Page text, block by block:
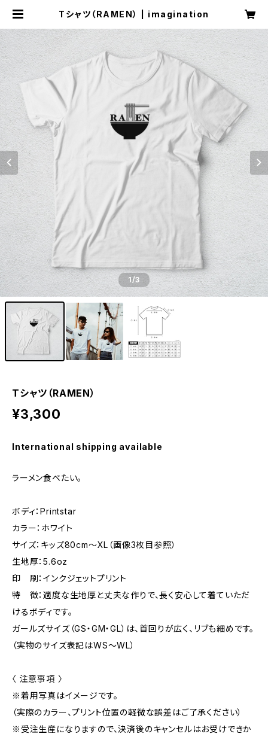
Tシャツ（RAMEN） | imagination
1/3
Tシャツ（RAMEN）
¥3,300
International shipping available
ラーメン食べたい。
ボディ：Printstar
カラー：ホワイト
サイズ：キッズ80cm〜XL（画像3枚目参照）
生地厚：5.6oz
印 刷：インクジェットプリント
特 徴：適度な生地厚と丈夫な作りで、長く安心して着ていただ
けるボディです。
ガールズサイズ（GS・GM・GL）は、首回りが広く、リブも細めです。
（実物のサイズ表記はWS～WL）
〈 注意事項 〉
※着用写真はイメージです。
（実際のカラー、プリント位置の軽微な誤差はご了承ください）
※受注生産になりますので、決済後のキャンセルはお受けできか